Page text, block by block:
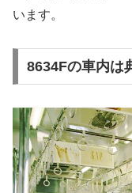
います。
8634Fの車内は